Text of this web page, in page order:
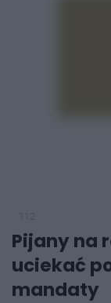
Pijany na
uciekać
mandaty